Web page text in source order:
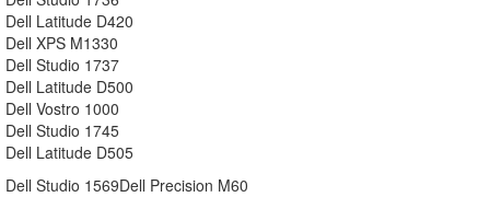
Dell Latitude D420
Dell XPS M1330
Dell Studio 1737
Dell Latitude D500
Dell Vostro 1000
Dell Studio 1745
Dell Latitude D505
Dell Studio 1569Dell Precision M60